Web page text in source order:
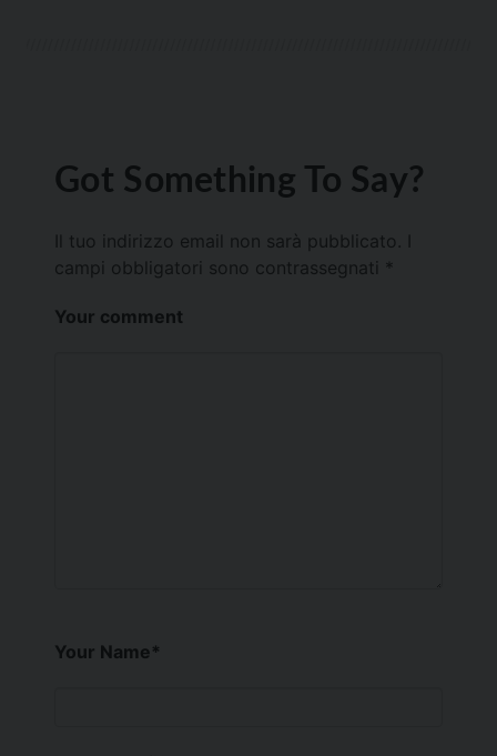
Got Something To Say?
Il tuo indirizzo email non sarà pubblicato.
campi obbligatori sono contrassegnati *
Your comment
Your Name*